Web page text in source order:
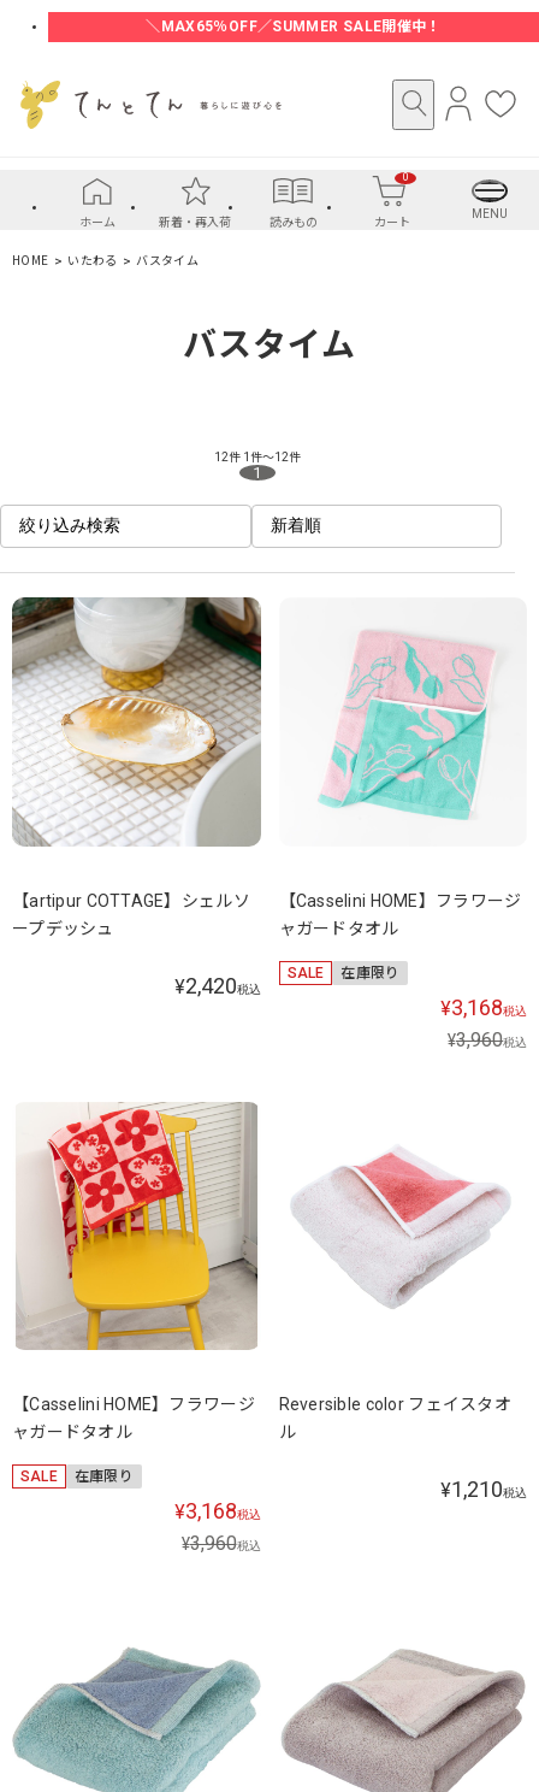
＼MAX65％OFF／SUMMER SALE開催中！
に
入
り
ホーム 新着・再入荷 読みもの カート
0
MENU
HOME いたわる バスタイム
バスタイム
12件 1件～12件
1
絞り込み検索 新着順
【artipur COTTAGE】シェルソ
ープデッシュ
¥2,420税込
【Casselini HOME】フラワージ
ャガードタオル
SALE 在庫限り
¥3,168税込
¥3,960税込
【Casselini HOME】フラワージ
ャガードタオル
SALE 在庫限り
¥3,168税込
¥3,960税込
Reversible color フェイスタオ
ル
¥1,210税込